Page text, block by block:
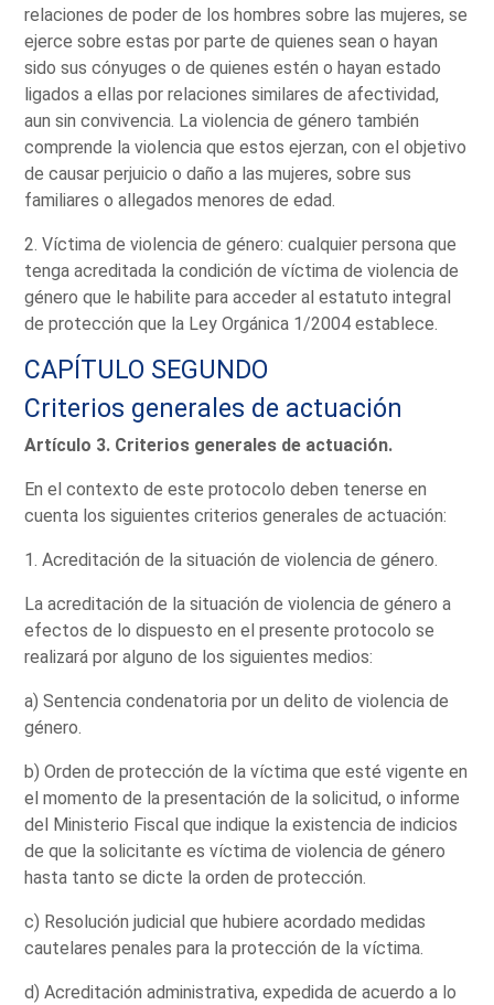
relaciones de poder de los hombres sobre las mujeres, se
ejerce sobre estas por parte de quienes sean o hayan
sido sus cónyuges o de quienes estén o hayan estado
ligados a ellas por relaciones similares de afectividad,
aun sin convivencia. La violencia de género también
comprende la violencia que estos ejerzan, con el objetivo
de causar perjuicio o daño a las mujeres, sobre sus
familiares o allegados menores de edad.
2. Víctima de violencia de género: cualquier persona que
tenga acreditada la condición de víctima de violencia de
género que le habilite para acceder al estatuto integral
de protección que la Ley Orgánica 1/2004 establece.
CAPÍTULO SEGUNDO
Criterios generales de actuación
Artículo 3. Criterios generales de actuación.
En el contexto de este protocolo deben tenerse en
cuenta los siguientes criterios generales de actuación:
1. Acreditación de la situación de violencia de género.
La acreditación de la situación de violencia de género a
efectos de lo dispuesto en el presente protocolo se
realizará por alguno de los siguientes medios:
a) Sentencia condenatoria por un delito de violencia de
género.
b) Orden de protección de la víctima que esté vigente en
el momento de la presentación de la solicitud, o informe
del Ministerio Fiscal que indique la existencia de indicios
de que la solicitante es víctima de violencia de género
hasta tanto se dicte la orden de protección.
c) Resolución judicial que hubiere acordado medidas
cautelares penales para la protección de la víctima.
d) Acreditación administrativa, expedida de acuerdo a lo